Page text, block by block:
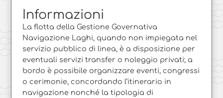
Informazioni
La flotta della Gestione Governativa
Navigazione Laghi, quando non impiegata nel
servizio pubblico di linea, è a disposizione per
eventuali servizi transfer o noleggio privati; a
bordo è possibile organizzare eventi, congressi
o cerimonie, concordando l’itinerario in
navigazione nonché la tipologia di